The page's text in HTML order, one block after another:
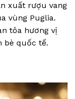
xuất rượu vang
vùng Puglia.
tỏa hương vị
bè quốc tế.